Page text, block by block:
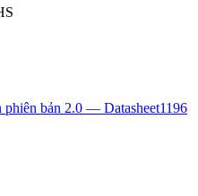
phiên bản 2.0 — Datasheet1196